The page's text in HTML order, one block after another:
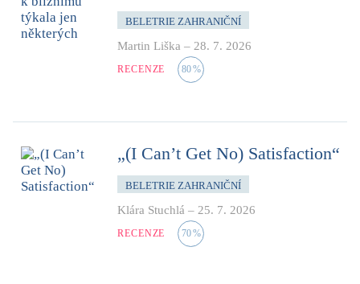
BELETRIE ZAHRANIČNÍ
Martin Liška – 28. 7. 2026
RECENZE 80%
„(I Can’t Get No) Satisfaction“
BELETRIE ZAHRANIČNÍ
Klára Stuchlá – 25. 7. 2026
RECENZE 70%